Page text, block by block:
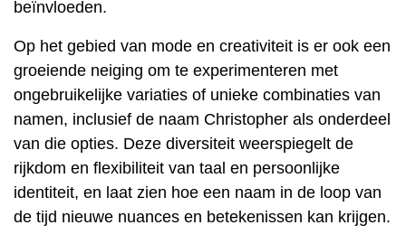
beïnvloeden.
Op het gebied van mode en creativiteit is er ook een
groeiende neiging om te experimenteren met
ongebruikelijke variaties of unieke combinaties van
namen, inclusief de naam Christopher als onderdeel
van die opties. Deze diversiteit weerspiegelt de
rijkdom en flexibiliteit van taal en persoonlijke
identiteit, en laat zien hoe een naam in de loop van
de tijd nieuwe nuances en betekenissen kan krijgen.